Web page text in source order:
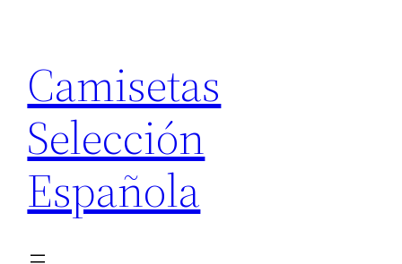
contenido
Camisetas
Selección
Española